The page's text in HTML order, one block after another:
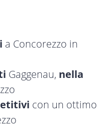
a Concorezzo in
Gaggenau, nella
con un ottimo